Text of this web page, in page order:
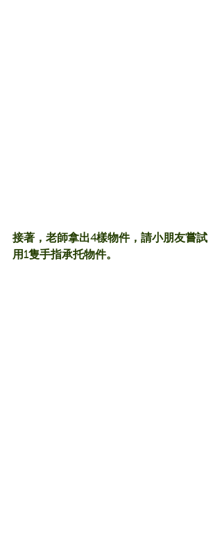
接著，老師拿出4樣物件，請小朋友嘗試
用1隻手指承托物件。